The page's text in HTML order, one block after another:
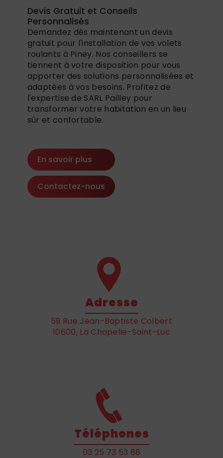
Devis Gratuit et Conseils
Personnalisés
Demandez dès maintenant un devis
gratuit pour l'installation de vos volets
roulants à Piney. Nos conseillers se
tiennent à votre disposition pour vous
apporter des solutions personnalisées et
adaptées à vos besoins. Profitez de
l'expertise de SARL Pailley pour
transformer votre habitation en un lieu
sûr et confortable.
En savoir plus
Contactez-nous
Adresse
59 Rue Jean-Baptiste Colbert
10600, La Chapelle-Saint-Luc
Téléphones
03 25 73 53 88